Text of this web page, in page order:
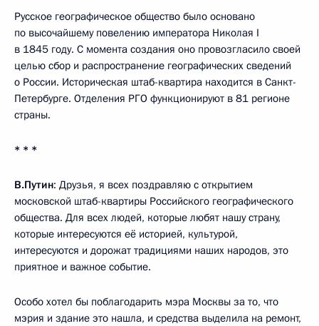
Русское географическое общество было основано
по высочайшему повелению императора Николая I
в 1845 году. С момента создания оно провозгласило своей
целью сбор и распространение географических сведений
о России. Историческая штаб-квартира находится в Санкт-
Петербурге. Отделения РГО функционируют в 81 регионе
страны.
* * *
В.Путин: Друзья, я всех поздравляю с открытием
московской штаб-квартиры Российского географического
общества. Для всех людей, которые любят нашу страну,
которые интересуются её историей, культурой,
интересуются и дорожат традициями наших народов, это
приятное и важное событие.
Особо хотел бы поблагодарить мэра Москвы за то, что
мэрия и здание это нашла, и средства выделила на ремонт,